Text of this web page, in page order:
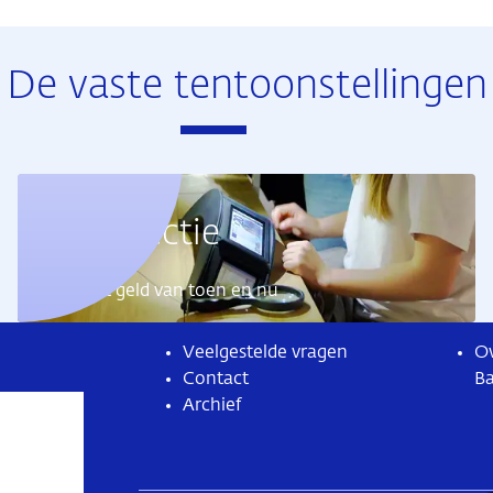
De vaste tentoonstellingen
Geldcollectie
Ontdek het geld van toen en nu
Veelgestelde vragen
Contact
Archief